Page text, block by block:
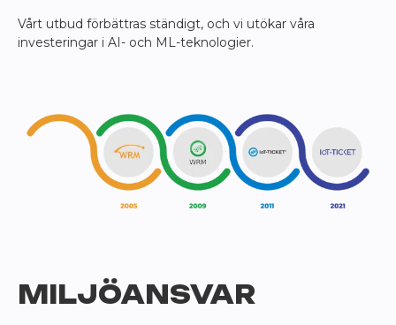
Vårt utbud förbättras ständigt, och vi utökar våra
investeringar i AI- och ML-teknologier.
MILJÖANSVAR